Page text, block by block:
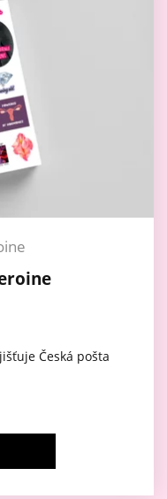
Česká pošta